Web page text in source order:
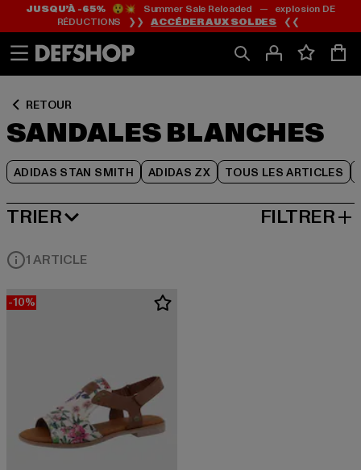
Passer
au
Passer
au
de
JUSQU’À -65%😲💥 Summer Sale Reloaded — explosion DE
RÉDUCTIONS ❯❯ACCÉDER AUX SOLDES ❮❮
RETOUR
SANDALES BLANCHES
ADIDAS STAN SMITH ADIDAS ZX TOUS LES ARTICLES
Passer
au
de
TRIER
MEILLEURES VENTES FILTRER
1 ARTICLE
-10%